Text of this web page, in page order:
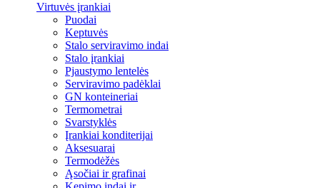
Virtuvės įrankiai
Puodai
Keptuvės
Stalo serviravimo indai
Stalo įrankiai
Pjaustymo lentelės
Serviravimo padėklai
GN konteineriai
Termometrai
Svarstyklės
Įrankiai konditerijai
Aksesuarai
Termodėžės
Ąsočiai ir grafinai